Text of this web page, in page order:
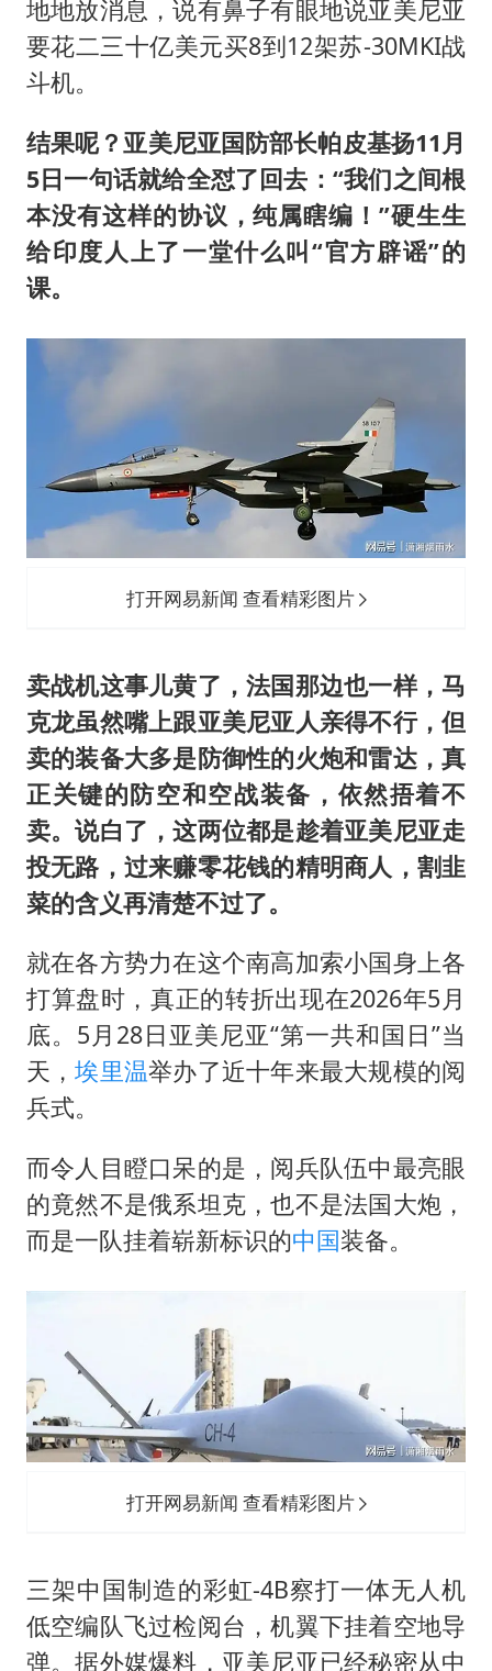
地地放消息，说有鼻子有眼地说亚美尼亚
要花二三十亿美元买8到12架苏-30MKI战
斗机。
结果呢？亚美尼亚国防部长帕皮基扬11月
5日一句话就给全怼了回去：“我们之间根
本没有这样的协议，纯属瞎编！”硬生生
给印度人上了一堂什么叫“官方辟谣”的
课。
打开网易新闻 查看精彩图片
卖战机这事儿黄了，法国那边也一样，马
克龙虽然嘴上跟亚美尼亚人亲得不行，但
卖的装备大多是防御性的火炮和雷达，真
正关键的防空和空战装备，依然捂着不
卖。说白了，这两位都是趁着亚美尼亚走
投无路，过来赚零花钱的精明商人，割韭
菜的含义再清楚不过了。
就在各方势力在这个南高加索小国身上各
打算盘时，真正的转折出现在2026年5月
底。5月28日亚美尼亚“第一共和国日”当
天，埃里温举办了近十年来最大规模的阅
兵式。
而令人目瞪口呆的是，阅兵队伍中最亮眼
的竟然不是俄系坦克，也不是法国大炮，
而是一队挂着崭新标识的中国装备。
打开网易新闻 查看精彩图片
三架中国制造的彩虹-4B察打一体无人机
低空编队飞过检阅台，机翼下挂着空地导
弹。据外媒爆料，亚美尼亚已经秘密从中